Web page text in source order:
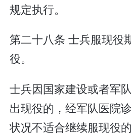
规定执行。
第二十八条 士兵服现役
役。
士兵因国家建设或者军
出现役的，经军队医院
状况不适合继续服现役